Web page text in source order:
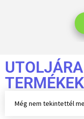
TERMÉKEK
Még nem tekintettél